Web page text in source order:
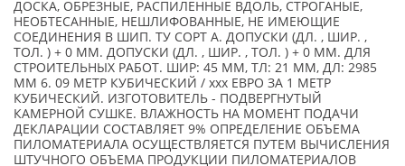
ДОСКА, ОБРЕЗНЫЕ, РАСПИЛЕННЫЕ ВДОЛЬ, СТРОГАНЫЕ,
НЕОБТЕСАННЫЕ, НЕШЛИФОВАННЫЕ, НЕ ИМЕЮЩИЕ
СОЕДИНЕНИЯ В ШИП. ТУ СОРТ А. ДОПУСКИ (ДЛ. , ШИР. ,
ТОЛ. ) + 0 ММ. ДОПУСКИ (ДЛ. , ШИР. , ТОЛ. ) + 0 ММ. ДЛЯ
СТРОИТЕЛЬНЫХ РАБОТ. ШИР: 45 ММ, ТЛ: 21 ММ, ДЛ: 2985
ММ 6. 09 МЕТР КУБИЧЕСКИЙ / xxx ЕВРО ЗА 1 МЕТР
КУБИЧЕСКИЙ. ИЗГОТОВИТЕЛЬ - ПОДВЕРГНУТЫЙ
КАМЕРНОЙ СУШКЕ. ВЛАЖНОСТЬ НА МОМЕНТ ПОДАЧИ
ДЕКЛАРАЦИИ СОСТАВЛЯЕТ 9% ОПРЕДЕЛЕНИЕ ОБЪЕМА
ПИЛОМАТЕРИАЛА ОСУЩЕСТВЛЯЕТСЯ ПУТЕМ ВЫЧИСЛЕНИЯ
ШТУЧНОГО ОБЪЕМА ПРОДУКЦИИ ПИЛОМАТЕРИАЛОВ